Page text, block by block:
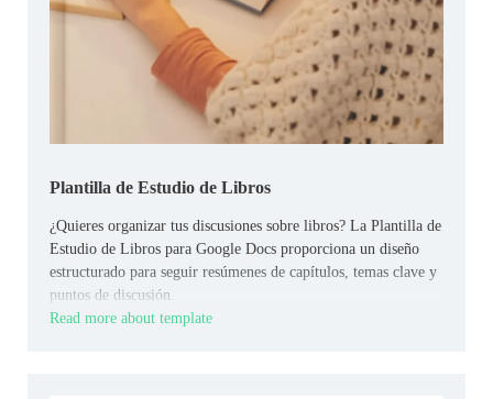
Plantilla de Estudio de Libros
¿Quieres organizar tus discusiones sobre libros? La Plantilla de
Estudio de Libros para Google Docs proporciona un diseño
estructurado para seguir resúmenes de capítulos, temas clave y
puntos de discusión.
Read more about template